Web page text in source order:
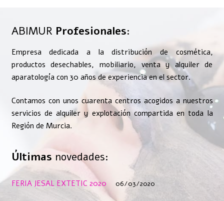
ABIMUR Profesionales:
Empresa dedicada a la distribución de cosmética,
productos desechables, mobiliario, venta y alquiler de
aparatología con 30 años de experiencia en el sector.
Contamos con unos cuarenta centros acogidos a nuestros
servicios de alquiler y explotación compartida en toda la
Región de Murcia.
Últimas novedades:
FERIA JESAL EXTETIC 2020 06/03/2020